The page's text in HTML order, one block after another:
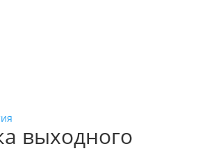
выходного